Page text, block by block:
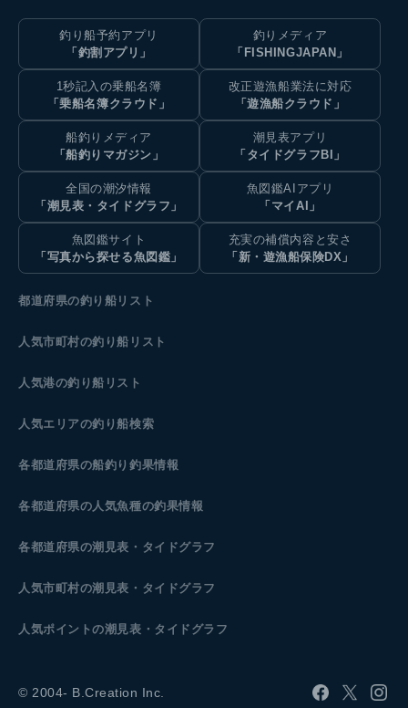
釣り船予約アプリ
「釣割アプリ」
釣りメディア
「FISHINGJAPAN」
1秒記入の乗船名簿
「乗船名簿クラウド」
改正遊漁船業法に対応
「遊漁船クラウド」
船釣りメディア
「船釣りマガジン」
潮見表アプリ
「タイドグラフBI」
全国の潮汐情報
「潮見表・タイドグラフ」
魚図鑑AIアプリ
「マイAI」
魚図鑑サイト
「写真から探せる魚図鑑」
充実の補償内容と安さ
「新・遊漁船保険DX」
都道府県の釣り船リスト
人気市町村の釣り船リスト
人気港の釣り船リスト
人気エリアの釣り船検索
各都道府県の船釣り釣果情報
各都道府県の人気魚種の釣果情報
各都道府県の潮見表 ・タイドグラフ
人気市町村の潮見表・タイドグラフ
人気ポイントの潮見表・タイドグラフ
© 2004- B.Creation Inc.